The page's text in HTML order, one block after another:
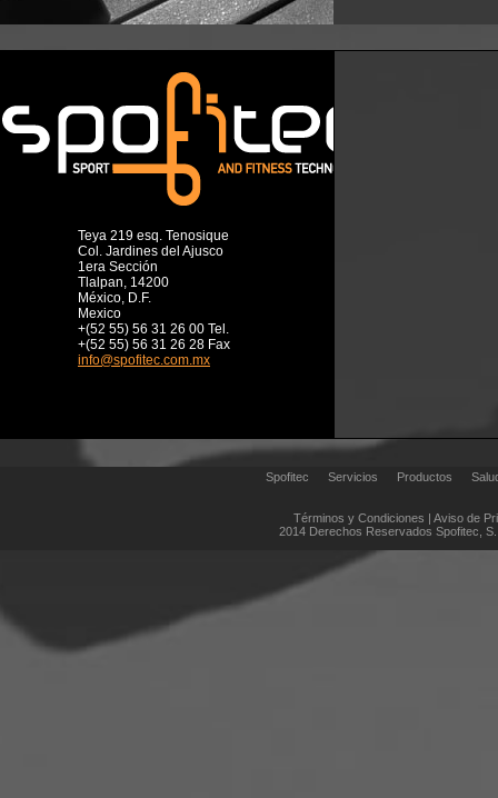
Teya 219 esq. Tenosique
Col. Jardines del Ajusco
1era Sección
Tlalpan, 14200
México, D.F.
Mexico
+(52 55) 56 31 26 00 Tel.
+(52 55) 56 31 26 28 Fax
info@spofitec.com.mx
Spofitec Servicios Productos
Términos y Condiciones | Aviso de
2014 Derechos Reservados Spofitec, S.